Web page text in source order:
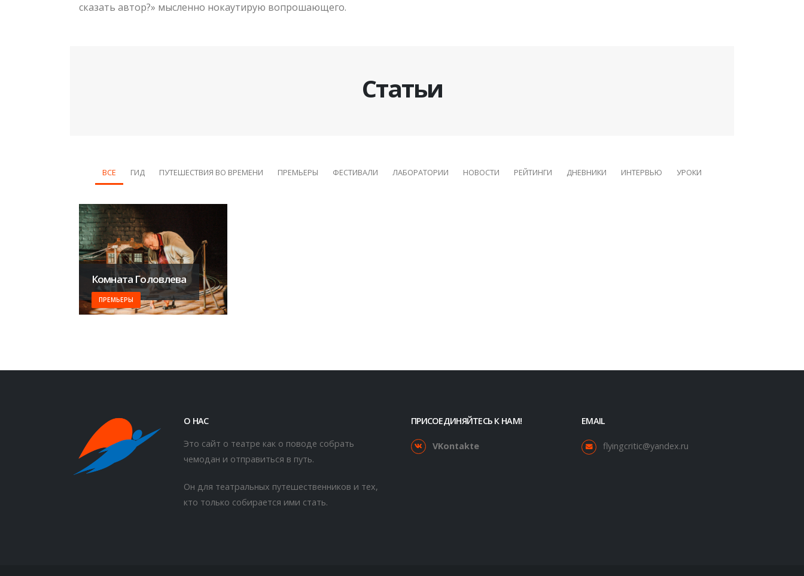
сказать автор?» мысленно нокаутирую вопрошающего.
Статьи
ВСЕ ГИД ПУТЕШЕСТВИЯ ВО ВРЕМЕНИ ПРЕМЬЕРЫ ФЕСТИВАЛИ ЛАБОРАТОРИИ НОВОСТИ РЕЙТИНГИ ДНЕВНИКИ ИНТЕРВЬЮ УРОКИ
​Комната Головлева
ПРЕМЬЕРЫ
О НАС
Это сайт о театре как о поводе собрать
чемодан и отправиться в путь.
Он для театральных путешественников и тех,
кто только собирается ими стать.
ПРИСОЕДИНЯЙТЕСЬ К НАМ!
VKontakte
EMAIL
flyingcritic@yandex.ru